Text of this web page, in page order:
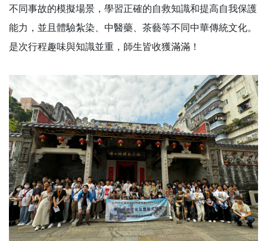
不同事故的模擬場景，學習正確的自救知識和提高自我保護
能力，並且體驗紮染、中醫藥、茶藝等不同中華傳統文化。
是次行程趣味與知識並重，師生皆收獲滿滿！